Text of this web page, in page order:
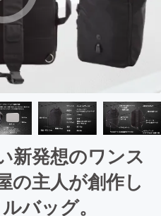
新発想のワンス
の主人が創作し
バッグ。